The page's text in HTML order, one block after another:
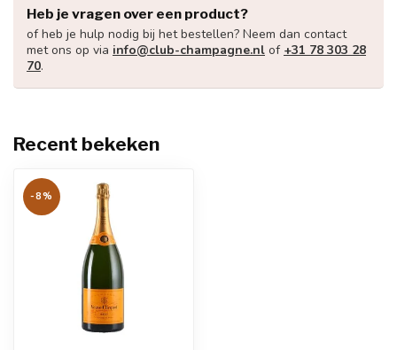
Heb je vragen over een product?
of heb je hulp nodig bij het bestellen? Neem dan contact
met ons op via info@club-champagne.nl of +31 78 303 28
70.
Recent bekeken
-8%